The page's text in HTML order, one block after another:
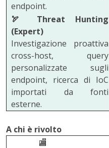
endpoint.
🏹
Threat Hunting
(Expert)
Investigazione proattiva
cross-host, query
personalizzate sugli
endpoint, ricerca di IoC
importati da fonti
esterne.
A chi è rivolto
🏬